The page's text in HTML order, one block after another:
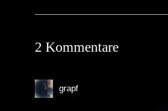
2 Kommentare
grapf